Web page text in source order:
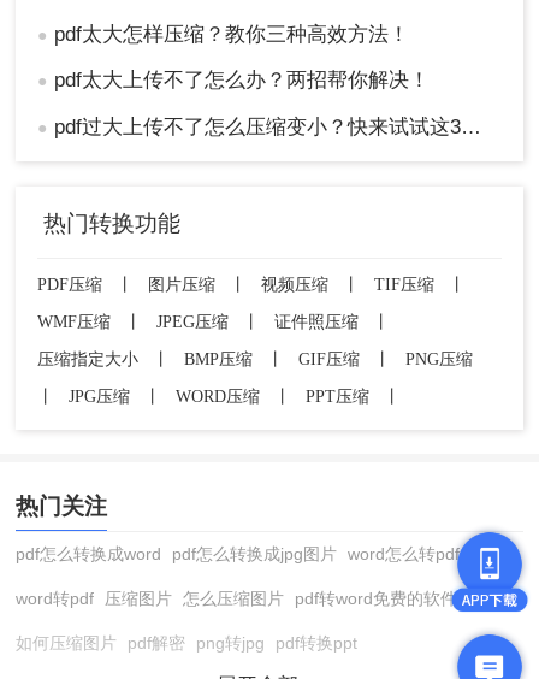
● pdf太大怎样压缩？教你三种高效方法！
● pdf太大上传不了怎么办？两招帮你解决！
● pdf过大上传不了怎么压缩变小？快来试试这3种压缩方法！
热门转换功能
PDF压缩 图片压缩 视频压缩 TIF压缩
WMF压缩
JPEG压缩 证件照压缩
压缩指定大小
BMP压缩 GIF压缩
PNG压缩
JPG压缩 WORD压缩 PPT压缩
热门关注
pdf怎么转换成word pdf怎么转换成jpg图片 word怎么转pdf
word转pdf 压缩图片 怎么压缩图片 pdf转word免费的软件
如何压缩图片 pdf解密 png转jpg pdf转换ppt